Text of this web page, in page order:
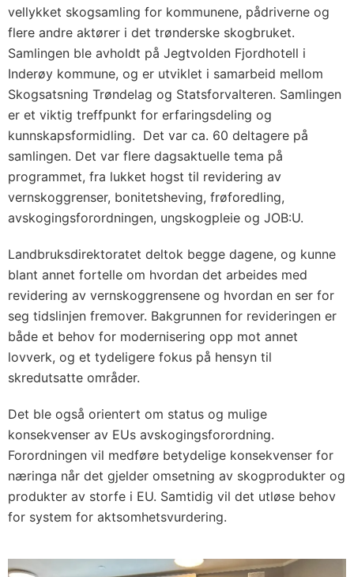
vellykket skogsamling for kommunene, pådriverne og
flere andre aktører i det trønderske skogbruket.
Samlingen ble avholdt på Jegtvolden Fjordhotell i
Inderøy kommune, og er utviklet i samarbeid mellom
Skogsatsning Trøndelag og Statsforvalteren. Samlingen
er et viktig treffpunkt for erfaringsdeling og
kunnskapsformidling. Det var ca. 60 deltagere på
samlingen. Det var flere dagsaktuelle tema på
programmet, fra lukket hogst til revidering av
vernskoggrenser, bonitetsheving, frøforedling,
avskogingsforordningen, ungskogpleie og JOB:U.
Landbruksdirektoratet deltok begge dagene, og kunne
blant annet fortelle om hvordan det arbeides med
revidering av vernskoggrensene og hvordan en ser for
seg tidslinjen fremover. Bakgrunnen for revideringen er
både et behov for modernisering opp mot annet
lovverk, og et tydeligere fokus på hensyn til
skredutsatte områder.
Det ble også orientert om status og mulige
konsekvenser av EUs avskogingsforordning.
Forordningen vil medføre betydelige konsekvenser for
næringa når det gjelder omsetning av skogprodukter og
produkter av storfe i EU. Samtidig vil det utløse behov
for system for aktsomhetsvurdering.